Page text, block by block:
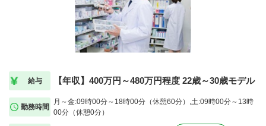
給与 【年収】400万円～480万円程度 22歳～30歳モデル
勤務時間
月～金:09時00分～18時00分（休憩60分）,土:09時00分～13時
00分（休憩0分）